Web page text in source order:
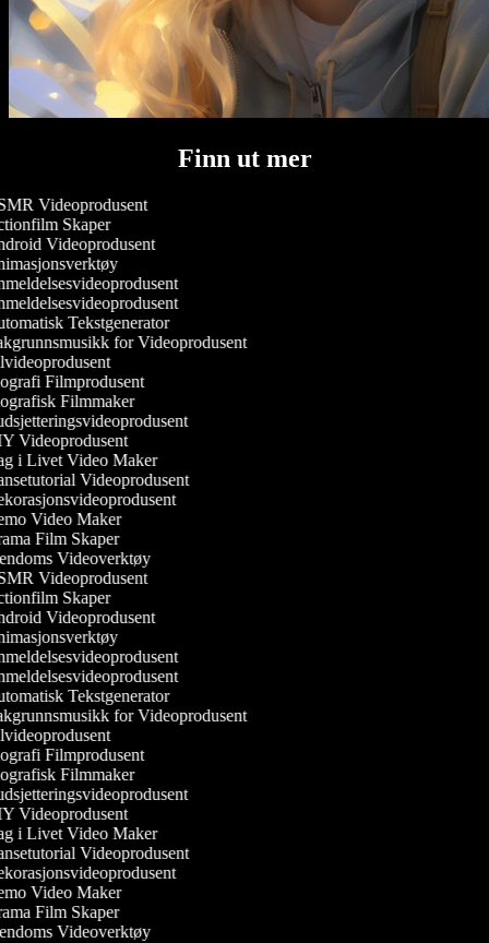
Finn ut mer
Videoprodusent
Skaper
Videoprodusent
Tekstgenerator
for Videoprodusent
Filmprodusent
Filmmaker
Videoprodusent
i Livet Video Maker
Videoprodusent
Video Maker
Film Skaper
Videoverktøy
Videoprodusent
Skaper
Videoprodusent
Tekstgenerator
for Videoprodusent
Filmprodusent
Filmmaker
Videoprodusent
i Livet Video Maker
Videoprodusent
Video Maker
Film Skaper
Videoverktøy